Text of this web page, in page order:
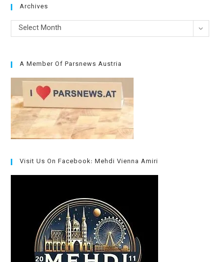
Archives
Archives
Select Month
A Member Of Parsnews Austria
Visit Us On Facebook: Mehdi Vienna Amiri